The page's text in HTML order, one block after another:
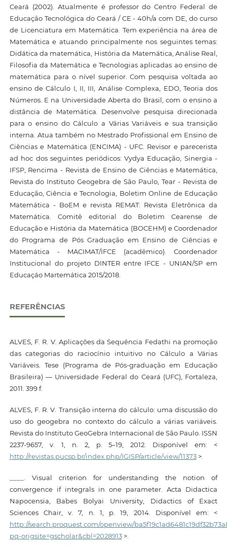
Ceará (2002). Atualmente é professor do Centro Federal de
Educação Tecnológica do Ceará / CE - 40h/a com DE, do curso
de Licenciatura em Matemática. Tem experiência na área de
Matemática e atuando principalmente nos seguintes temas:
Didática da matemática, História da Matemática, Análise Real,
Filosofia da Matemática e Tecnologias aplicadas ao ensino de
matemática para o nível superior. Com pesquisa voltada ao
ensino de Cálculo I, II, III, Análise Complexa, EDO, Teoria dos
Números. E na Universidade Aberta do Brasil, com o ensino a
distância de Matemática. Desenvolve pesquisa direcionada
para o ensino do Cálculo a Várias Variáveis e sua transição
interna. Atua também no Mestrado Profissional em Ensino de
Ciências e Matemática (ENCIMA) - UFC. Revisor e parecerista
ad hoc dos seguintes periódicos: Vydya Educação, Sinergia -
IFSP, Rencima - Revista de Ensino de Ciências e Matemática,
Revista do Instituto Geogebra de São Paulo, Tear - Revista de
Educação, Ciência e Tecnologia, Boletim Online de Educação
Matemática - BoEM e revista REMAT: Revista Eletrônica da
Matemática. Comitê editorial do Boletim Cearense de
Educação e História da Matemática (BOCEHM) e Coordenador
do Programa de Pós Graduação em Ensino de Ciências e
Matemática - MACIMAT/IFCE (acadêmico). Coordenador
Institucional do projeto DINTER entre IFCE - UNIAN/SP em
Educaçáo Martemática 2015/2018.
REFERÊNCIAS
ALVES, F. R. V. Aplicações da Sequência Fedathi na promoção
das categorias do raciocínio intuitivo no Cálculo a Várias
Variáveis. Tese (Programa de Pós-graduação em Educação
Brasileira) — Universidade Federal do Ceará (UFC), Fortaleza,
2011. 399 f.
ALVES, F. R. V. Transição interna do cálculo: uma discussão do
uso do geogebra no contexto do cálculo a várias variáveis.
Revista do Instituto GeoGebra Internacional de São Paulo. ISSN
2237-9657, v. 1, n. 2, p. 5–19, 2012. Disponível em: <
http://revistas.pucsp.br/index.php/IGISP/article/view/11373>.
____. Visual criterion for understanding the notion of
convergence if integrals in one parameter. Acta Didactica
Napocensia, Babes Bolyai University, Didactics of Exact
Sciences Chair, v. 7, n. 1, p. 19, 2014. Disponível em: <
http://search.proquest.com/openview/
pq-origsite=gscholar&cbl=2028913>.